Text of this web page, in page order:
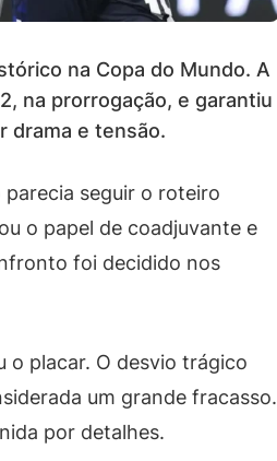
na Copa do Mundo. A
na prorrogação, e garantiu
drama e tensão.
seguir o roteiro
o papel de coadjuvante e
foi decidido nos
o placar. O desvio trágico
um grande fracasso.
por detalhes.